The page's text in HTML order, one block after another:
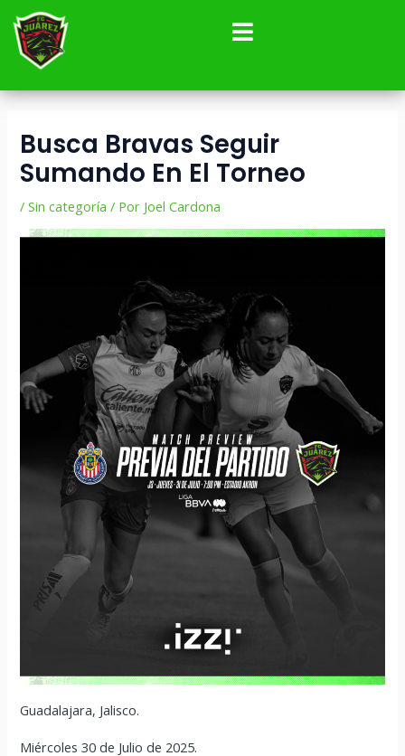
contenido
Busca Bravas Seguir
Sumando En El Torneo
/Sin categoría / Por Joel Cardona
Guadalajara, Jalisco.
Miércoles 30 de Julio de 2025.
Navegación
de
entradas